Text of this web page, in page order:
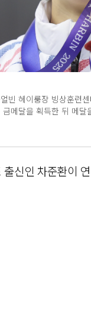
빈 헤이룽장 빙상훈련
메달을 획득한 뒤 메
신인 차준환이